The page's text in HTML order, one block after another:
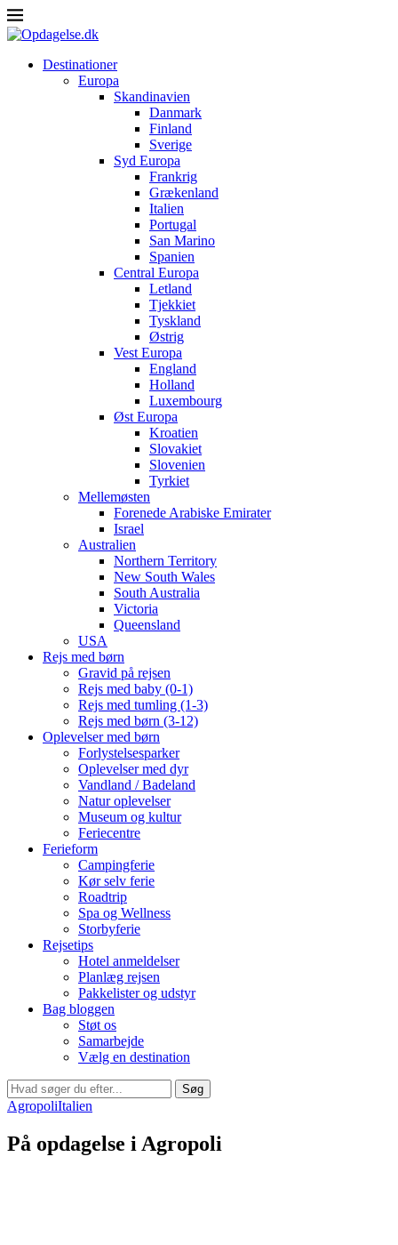
Destinationer
Europa
Skandinavien
Danmark
Finland
Sverige
Syd Europa
Frankrig
Grækenland
Italien
Portugal
San Marino
Spanien
Central Europa
Letland
Tjekkiet
Tyskland
Østrig
Vest Europa
England
Holland
Luxembourg
Øst Europa
Kroatien
Slovakiet
Slovenien
Tyrkiet
Mellemøsten
Forenede Arabiske Emirater
Israel
Australien
Northern Territory
New South Wales
South Australia
Victoria
Queensland
USA
Rejs med børn
Gravid på rejsen
Rejs med baby (0-1)
Rejs med tumling (1-3)
Rejs med børn (3-12)
Oplevelser med børn
Forlystelsesparker
Oplevelser med dyr
Vandland / Badeland
Natur oplevelser
Museum og kultur
Feriecentre
Ferieform
Campingferie
Kør selv ferie
Roadtrip
Spa og Wellness
Storbyferie
Rejsetips
Hotel anmeldelser
Planlæg rejsen
Pakkelister og udstyr
Bag bloggen
Støt os
Samarbejde
Vælg en destination
Søg
AgropoliItalien
På opdagelse i Agropoli